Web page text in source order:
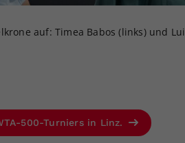
auf: Timea Babos (links) und
500-Turniers in Linz.